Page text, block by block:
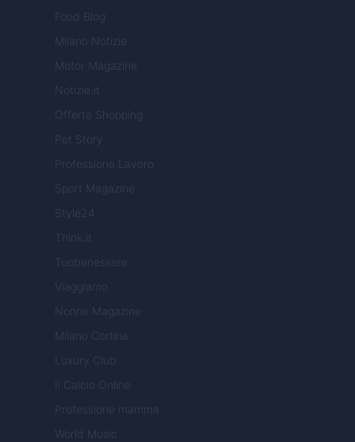
Food Blog
Milano Notizie
Motor Magazine
Notizie.it
Offerte Shopping
Pet Story
Professione Lavoro
Sport Magazine
Style24
Think.it
Tuobenessere
Viaggiamo
Nonne Magazine
Milano Cortina
Luxury Club
Il Calcio Online
Professione mamma
World Music